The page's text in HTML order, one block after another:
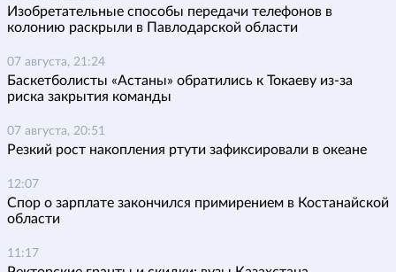
Изобретательные способы передачи телефонов в
колонию раскрыли в Павлодарской области
07 августа, 21:24
Баскетболисты «Астаны» обратились к Токаеву из-за
риска закрытия команды
07 августа, 20:51
Резкий рост накопления ртути зафиксировали в океане
12:07
Спор о зарплате закончился примирением в Костанайской
области
11:17